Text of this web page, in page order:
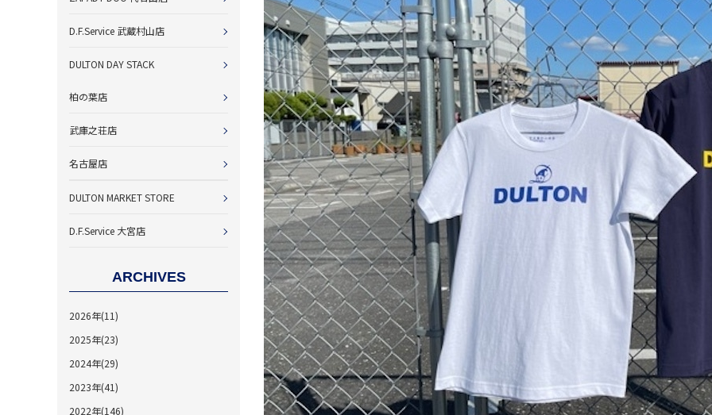
D.F.Service 武蔵村山店
DULTON DAY STACK
柏の葉店
武庫之荘店
名古屋店
DULTON MARKET STORE
D.F.Service 大宮店
ARCHIVES
2026年(11)
2025年(23)
2024年(29)
2023年(41)
2022年(146)